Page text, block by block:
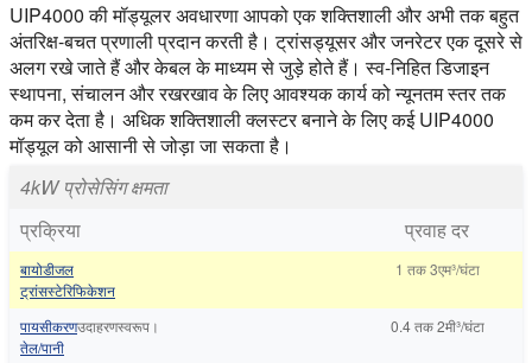
UIP4000 की मॉड्यूलर अवधारणा आपको एक शक्तिशाली और अभी तक बहुत
अंतरिक्ष-बचत प्रणाली प्रदान करती है। ट्रांसड्यूसर और जनरेटर एक दूसरे से
अलग रखे जाते हैं और केबल के माध्यम से जुड़े होते हैं। स्व-निहित डिजाइन
स्थापना, संचालन और रखरखाव के लिए आवश्यक कार्य को न्यूनतम स्तर तक
कम कर देता है। अधिक शक्तिशाली क्लस्टर बनाने के लिए कई UIP4000
मॉड्यूल को आसानी से जोड़ा जा सकता है।
4kW प्रोसेसिंग क्षमता
प्रक्रिया
प्रवाह दर
बायोडीजल
ट्रांसस्टेरिफिकेशन
1 तक3एम³/घंटा
पायसीकरणउदाहरणस्‍वरूप।
तेल/पानी
0.4तक2मी³/घंटा